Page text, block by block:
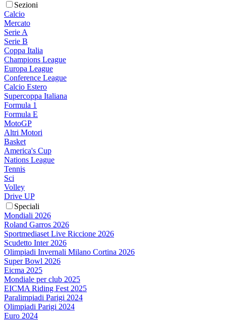
Sezioni
Calcio
Mercato
Serie A
Serie B
Coppa Italia
Champions League
Europa League
Conference League
Calcio Estero
Supercoppa Italiana
Formula 1
Formula E
MotoGP
Altri Motori
Basket
America's Cup
Nations League
Tennis
Sci
Volley
Drive UP
Speciali
Mondiali 2026
Roland Garros 2026
Sportmediaset Live Riccione 2026
Scudetto Inter 2026
Olimpiadi Invernali Milano Cortina 2026
Super Bowl 2026
Eicma 2025
Mondiale per club 2025
EICMA Riding Fest 2025
Paralimpiadi Parigi 2024
Olimpiadi Parigi 2024
Euro 2024